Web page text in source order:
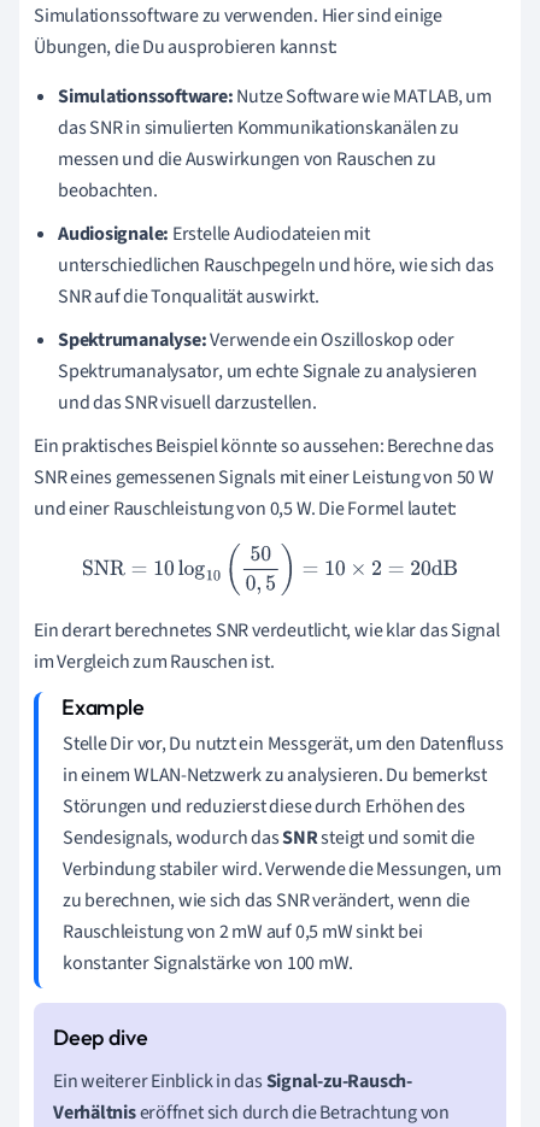
Simulationssoftware zu verwenden. Hier sind einige
Übungen, die Du ausprobieren kannst:
Simulationssoftware:Nutze Software wie MATLAB, um
das SNR in simulierten Kommunikationskanälen zu
messen und die Auswirkungen von Rauschen zu
beobachten.
Audiosignale: Erstelle Audiodateien mit
unterschiedlichen Rauschpegeln und höre, wie sich das
SNR auf die Tonqualität auswirkt.
Spektrumanalyse:Verwende ein Oszilloskop oder
Spektrumanalysator, um echte Signale zu analysieren
und das SNR visuell darzustellen.
Ein praktisches Beispiel könnte so aussehen: Berechne das
SNR eines gemessenen Signals mit einer Leistung von 50 W
und einer Rauschleistung von 0,5 W. Die Formel lautet:
SNR=10log 10 (50 ,5 =10×2 =20dB
Ein derart berechnetes SNR verdeutlicht, wie klar das Signal
im Vergleich zum Rauschen ist.
Stelle Dir vor, Du nutzt ein Messgerät, um den Datenfluss
in einem WLAN-Netzwerk zu analysieren. Du bemerkst
Störungen und reduzierst diese durch Erhöhen des
Sendesignals, wodurch dasSNRsteigt und somit die
Verbindung stabiler wird. Verwende die Messungen, um
zu berechnen, wie sich das SNR verändert, wenn die
Rauschleistung von 2 mW auf 0,5 mW sinkt bei
konstanter Signalstärke von 100 mW.
Ein weiterer Einblick in dasSignal-zu-Rausch-
Verhältniseröffnet sich durch die Betrachtung von